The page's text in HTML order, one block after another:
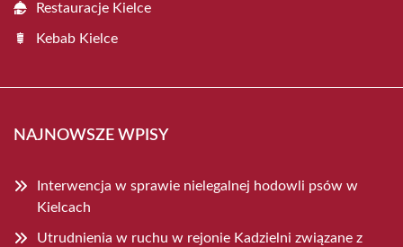
Restauracje Kielce
Kebab Kielce
NAJNOWSZE WPISY
Interwencja w sprawie nielegalnej hodowli psów w
Kielcach
Utrudnienia w ruchu w rejonie Kadzielni związane z